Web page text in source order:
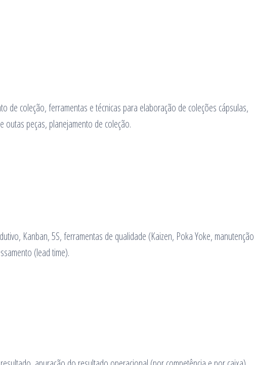
de coleção, ferramentas e técnicas para elaboração de coleções cápsulas,
outas peças, planejamento de coleção.
Kanban, 5S, ferramentas de qualidade (Kaizen, Poka Yoke, manutenção
(lead time).